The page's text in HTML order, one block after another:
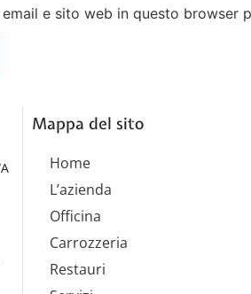
e sito web in questo browser
Mappa del sito
Home
L’azienda
Officina
Carrozzeria
Restauri